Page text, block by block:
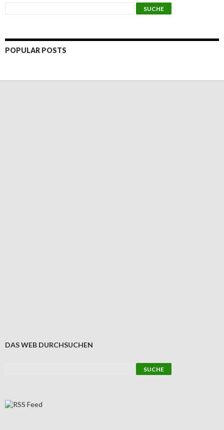
POPULAR POSTS
DAS WEB DURCHSUCHEN